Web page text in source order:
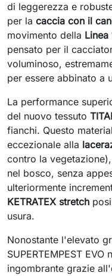
di leggerezza e
per la caccia con il
movimento della Linea
pensato per il
voluminoso,
per essere abbinato a
La performance
del nuovo tessuto
fianchi. Questo
eccezionale alla
contro la
nel bosco, senza
ulteriormente
KETRATEX stretch
usura.
Nonostante l'elevato
SUPERTEMPEST
ingombrante grazie